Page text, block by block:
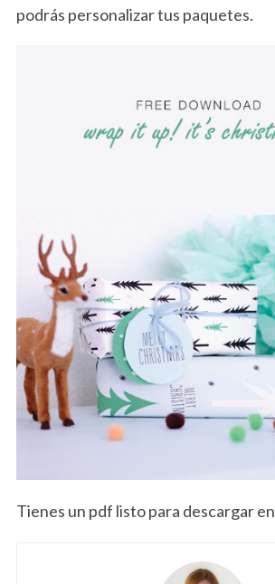
podrás personalizar tus paquetes.
Tienes un pdf listo para descargar en